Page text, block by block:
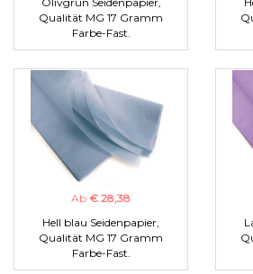
Qualität MG 17 Gramm
Farbe-Fast.
Ab € 28,38
Hell blau Seidenpapier,
Qualität MG 17 Gramm
Farbe-Fast.